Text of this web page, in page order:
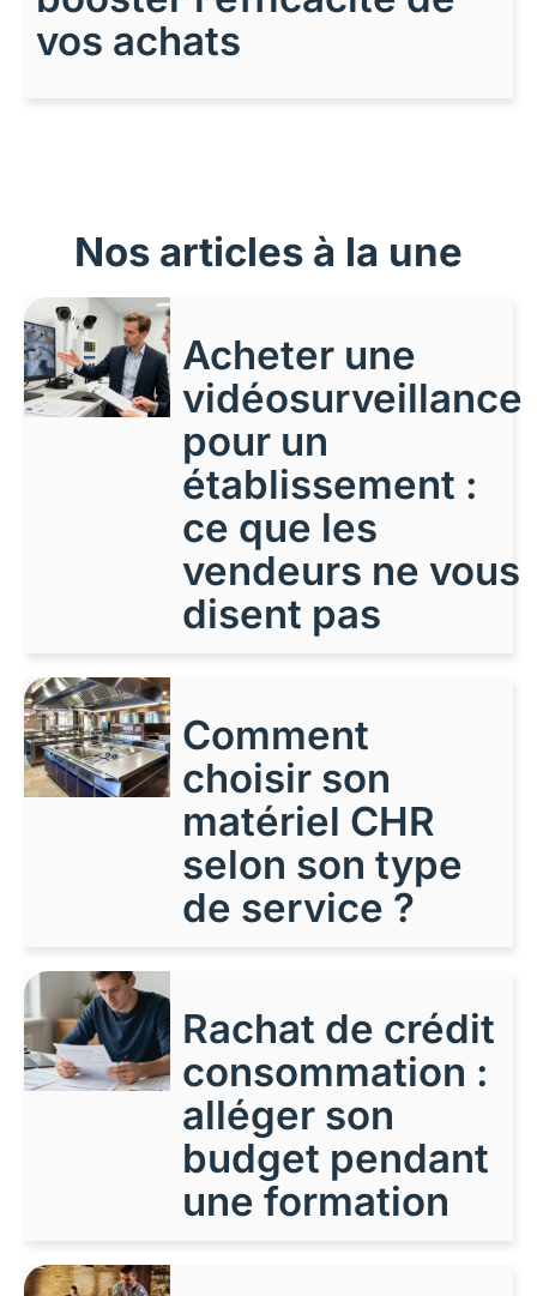
vos achats
Nos articles à la une
Acheter une
vidéosurveillance
pour un
établissement :
ce que les
vendeurs ne vous
disent pas
Comment
choisir son
matériel CHR
selon son type
de service ?
Rachat de crédit
consommation :
alléger son
budget pendant
une formation